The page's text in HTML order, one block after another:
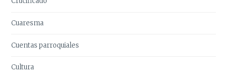
Cuaresma
Cuentas parroquiales
Cultura